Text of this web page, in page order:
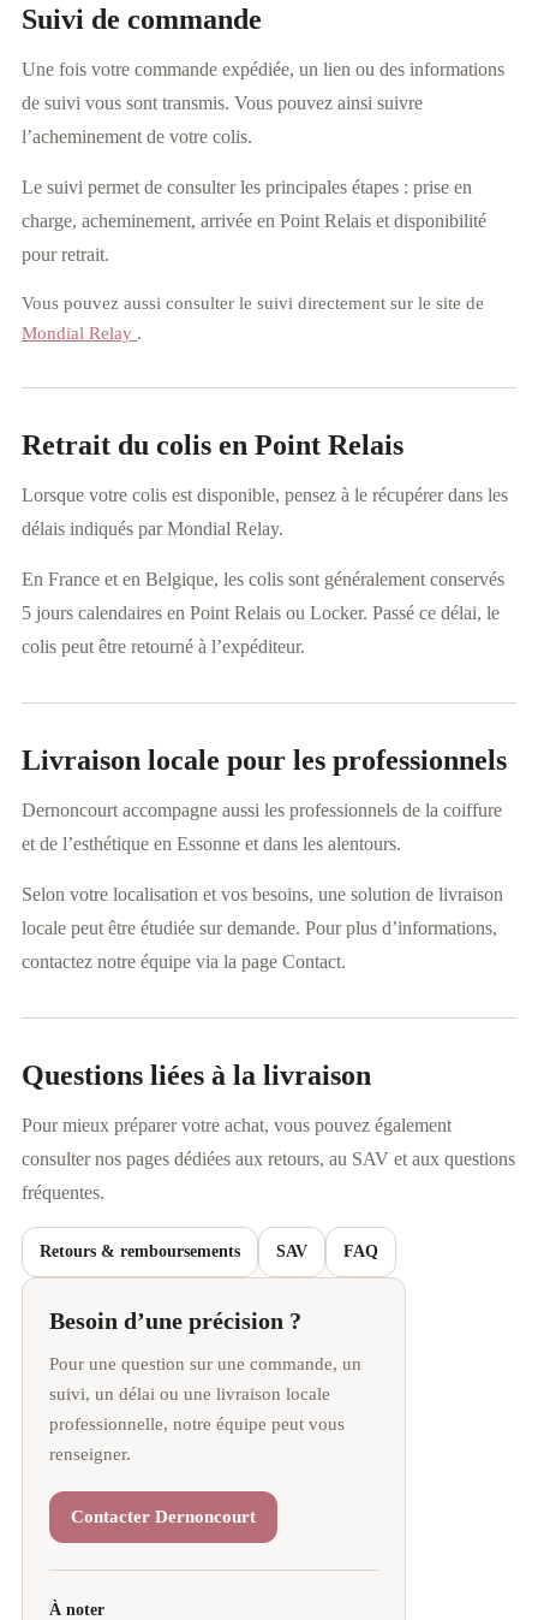
Suivi de commande
Une fois votre commande expédiée, un lien ou des informations
de suivi vous sont transmis. Vous pouvez ainsi suivre
l’acheminement de votre colis.
Le suivi permet de consulter les principales étapes : prise en
charge, acheminement, arrivée en Point Relais et disponibilité
pour retrait.
Vous pouvez aussi consulter le suivi directement sur le site de
Mondial Relay .
Retrait du colis en Point Relais
Lorsque votre colis est disponible, pensez à le récupérer dans les
délais indiqués par Mondial Relay.
En France et en Belgique, les colis sont généralement conservés
5 jours calendaires en Point Relais ou Locker. Passé ce délai, le
colis peut être retourné à l’expéditeur.
Livraison locale pour les professionnels
Dernoncourt accompagne aussi les professionnels de la coiffure
et de l’esthétique en Essonne et dans les alentours.
Selon votre localisation et vos besoins, une solution de livraison
locale peut être étudiée sur demande. Pour plus d’informations,
contactez notre équipe via la page Contact.
Questions liées à la livraison
Pour mieux préparer votre achat, vous pouvez également
consulter nos pages dédiées aux retours, au SAV et aux questions
fréquentes.
Retours & remboursements SAV FAQ
Besoin d’une précision ?
Pour une question sur une commande, un
suivi, un délai ou une livraison locale
professionnelle, notre équipe peut vous
renseigner.
Contacter Dernoncourt
À noter